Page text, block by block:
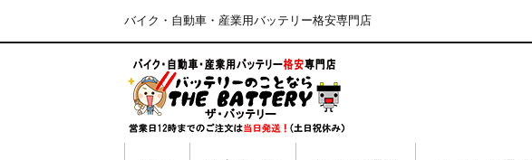
バイク・自動車・産業用バッテリー格安専門店